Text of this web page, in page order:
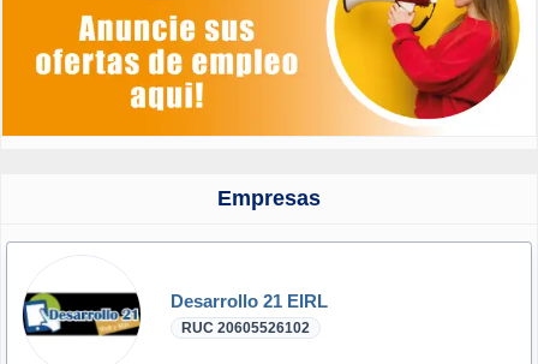
Empresas
Desarrollo 21 EIRL
RUC 20605526102